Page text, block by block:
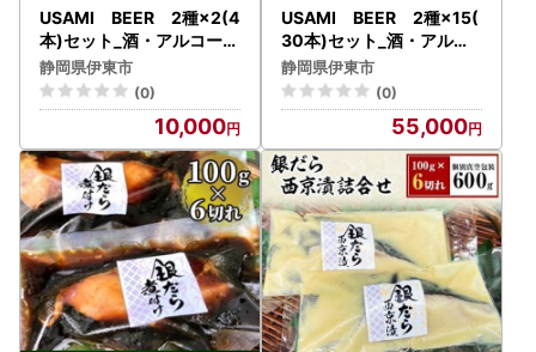
USAMI BEER 2種×2(4
本)セット_酒・アルコール
ビール _【配送不可地域：
離島】【1015376】
静岡県伊東市
(0)
10,000
USAMI BEER 2種×15(
30本)セット_酒・アルコ
ール ビール _【配送不可地
域：離島】【1016576】
静岡県伊東市
(0)
55,000